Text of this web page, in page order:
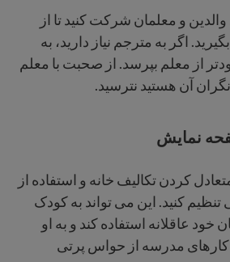
و معلمان شرکت کنید تا از
اگر به مترجم نیاز دارید، به
از معلم بپرسد. از صحبت با معلم
آن هستید نترسید.
نمایش
کردن تکالیف خانه و استفاده از
کنید. این می تواند به کودک
خود عاقلانه استفاده کند و به او
کارهای مدرسه از حواس پرتی